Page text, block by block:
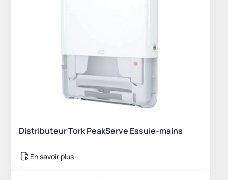
Distributeur Tork PeakServe Essuie-mains
En savoir plus